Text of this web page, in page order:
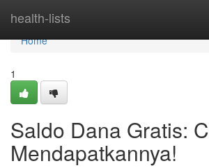
health-lists
Home
Home
1
Saldo Dana Gratis:
Mendapatkannya!